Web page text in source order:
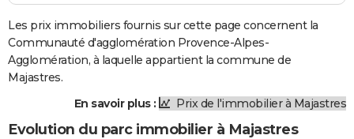
Les prix immobiliers fournis sur cette page concernent la
Communauté d'agglomération Provence-Alpes-
Agglomération, à laquelle appartient la commune de
Majastres.
En savoir plus :
Prix de l'immobilier à Majastres
Evolution du parc immobilier à Majastres